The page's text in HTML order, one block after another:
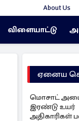
About Us
விளையாட்டு
ஏனைய
மொசாட்
இரண்டு உயர்
அதிகாரிகள்